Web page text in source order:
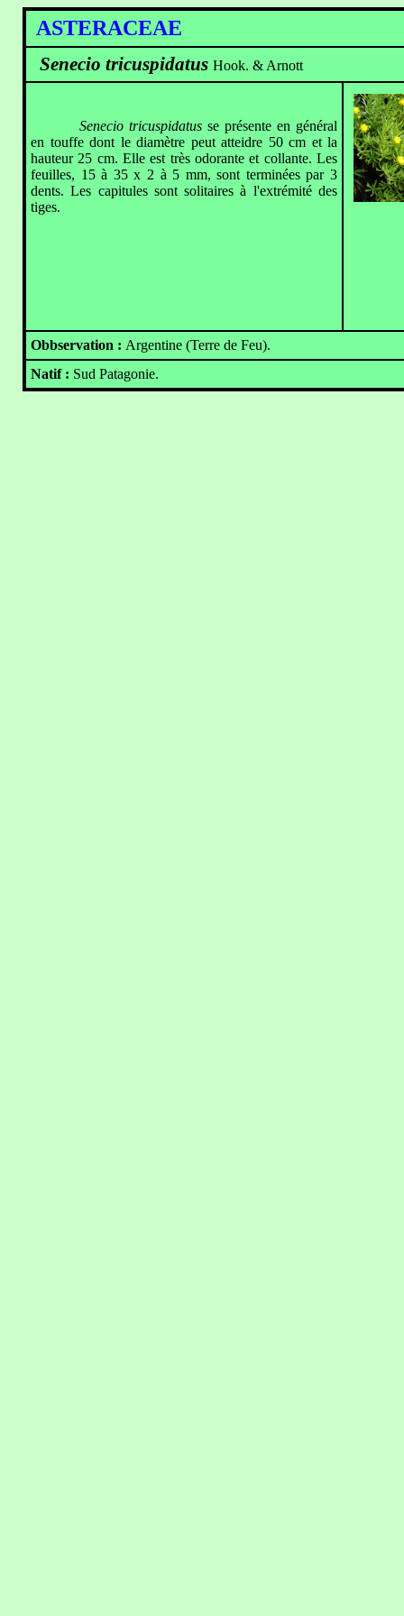
ASTERACEAE
Senecio tricuspidatus Hook. & Arnott
Senecio tricuspidatusse présente en général
en touffe dont le diamètre peut atteidre 50 cm et la
hauteur 25 cm. Elle est très odorante et collante. Les
feuilles, 15 à 35 x 2 à 5 mm, sont terminées par 3
dents. Les capitules sont solitaires à l'extrémité des
tiges.
Obbservation : Argentine (Terre de Feu).
Natif : Sud Patagonie.